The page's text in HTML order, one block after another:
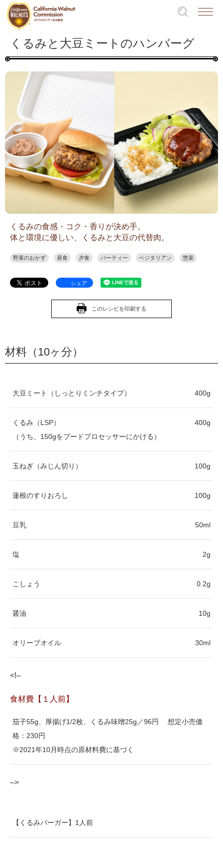
くるみと大豆ミートのハンバーグ
くるみの食感・コク・香りが決め手。
体と環境に優しい、くるみと大豆の代替肉。
野菜のおかず 昼食 夕食 パーティー ベジタリアン 惣菜
シェア
このレシピを印刷する
材料（10ヶ分）
大豆ミート（しっとりミンチタイプ） 400g
くるみ（LSP）
（うち、150gをプードプロセッサーにかける）
400g
玉ねぎ（みじん切り） 100g
蓮根のすりおろし 100g
豆乳 50ml
塩 2g
こしょう 0.2g
醤油 10g
オリーブオイル 30ml
<!–
食材費【１人前】
茄子55g、厚揚げ1/2枚、くるみ味噌25g／96円 想定小売価
格：230円
※2021年10月時点の原材料費に基づく
–>
【くるみバーガー】1人前